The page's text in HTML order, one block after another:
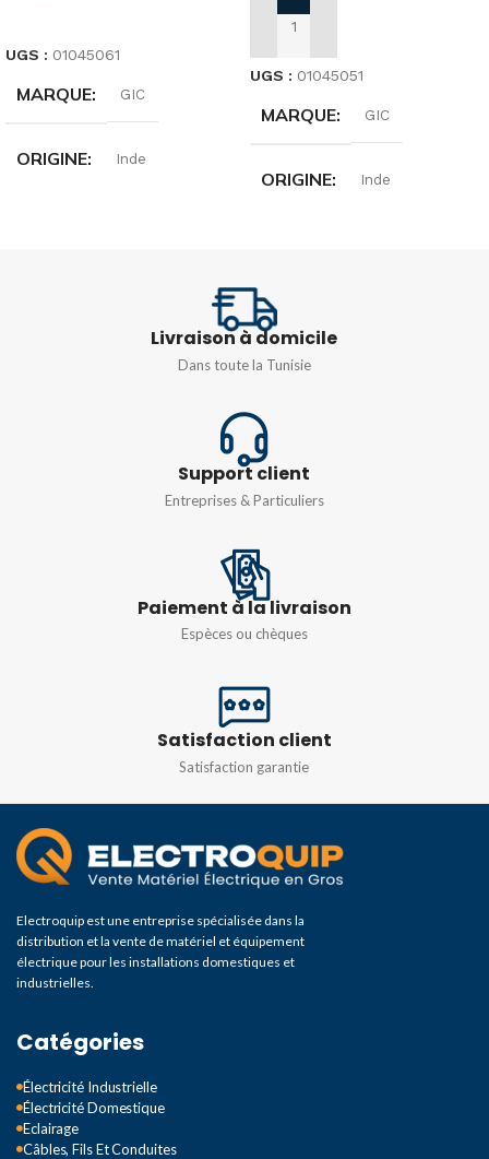
UGS : 01045061
MARQUE GIC
ORIGINE Inde
AJOUTER AU PANIER
UGS : 01045051
MARQUE GIC
ORIGINE Inde
24 VDC
Livraison à domicile
Dans toute la Tunisie
Support client
Entreprises & Particuliers
Paiement à la livraison
Espèces ou chèques
Satisfaction client
Satisfaction garantie
Electroquip est une entreprise spécialisée dans la
distribution et la vente de matériel et équipement
électrique pour les installations domestiques et
industrielles.
Catégories
Électricité Industrielle
Électricité Domestique
Eclairage
Câbles, Fils Et Conduites